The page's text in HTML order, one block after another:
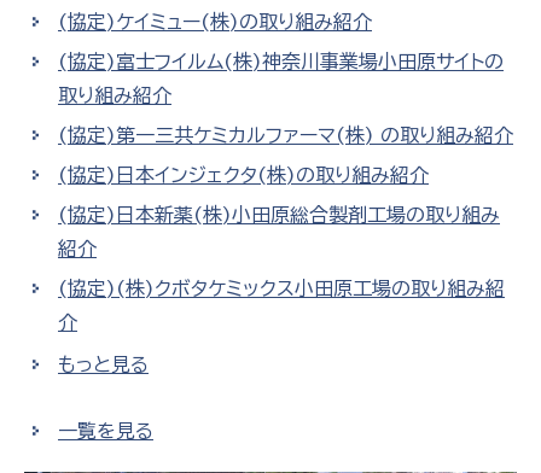
(協定)ケイミュー(株)の取り組み紹介
(協定)富士フイルム(株)神奈川事業場小田原サイトの
取り組み紹介
(協定)第一三共ケミカルファーマ(株) の取り組み紹介
(協定)日本インジェクタ(株)の取り組み紹介
(協定)日本新薬(株)小田原総合製剤工場の取り組み
紹介
(協定)(株)クボタケミックス小田原工場の取り組み紹
介
もっと見る
一覧を見る